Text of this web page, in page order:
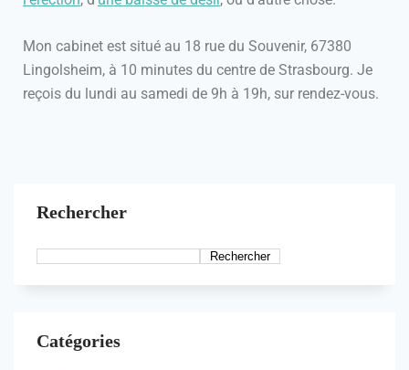
Mon cabinet est situé au 18 rue du Souvenir, 67380
Lingolsheim, à 10 minutes du centre de Strasbourg. Je
reçois du lundi au samedi de 9h à 19h, sur rendez-vous.
Rechercher
Rechercher
Catégories